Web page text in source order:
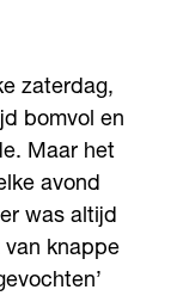
zaterdag,
bomvol en
Maar het
avond
was altijd
knappe